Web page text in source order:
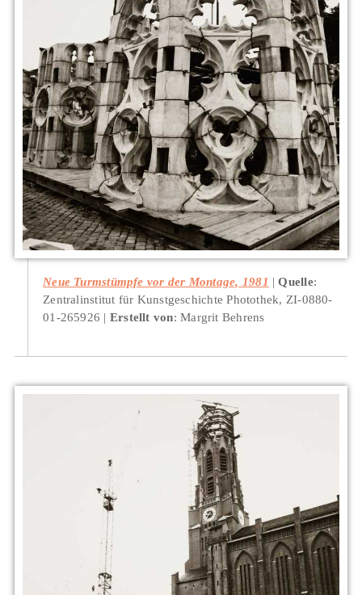
Neue Turmstümpfe vor der Montage, 1981 Quelle:
Zentralinstitut für Kunstgeschichte Photothek, ZI-0880-
01-265926
Erstellt von: Margrit Behrens